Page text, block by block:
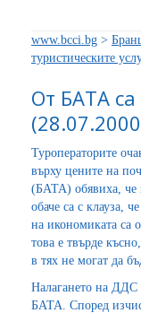
www.bcci.bg >
туристическите
От БАТА са
Туроператорите
върху цените на
(БАТА) обявиха, че
обаче са с клауза,
на икономиката са
това е твърде
в тях не могат да
Налагането на ДДС
БАТА. Според